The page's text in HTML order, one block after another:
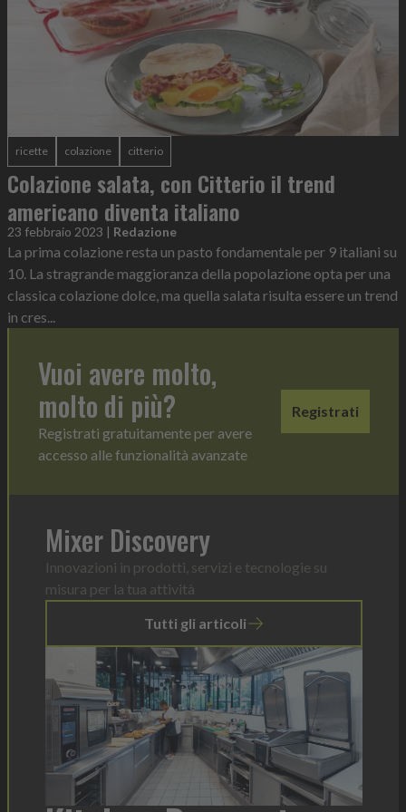
ricette colazione citterio
Colazione salata, con Citterio il trend
americano diventa italiano
23 febbraio 2023 | Redazione
La prima colazione resta un pasto fondamentale per 9 italiani su
10. La stragrande maggioranza della popolazione opta per una
classica colazione dolce, ma quella salata risulta essere un trend
in cres...
Vuoi avere molto,
molto di più?
Registrati gratuitamente per avere
accesso alle funzionalità avanzate
Registrati
Mixer Discovery
Innovazioni in prodotti, servizi e tecnologie su
misura per la tua attività
Tutti gli articoli